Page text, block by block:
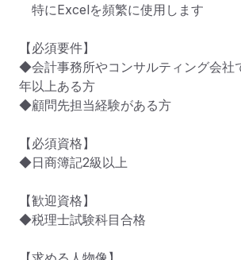
特にExcelを頻繁に使用します
【必須要件】
◆会計事務所やコンサルティング会社
年以上ある方
◆顧問先担当経験がある方
【必須資格】
◆日商簿記2級以上
【歓迎資格】
◆税理士試験科目合格